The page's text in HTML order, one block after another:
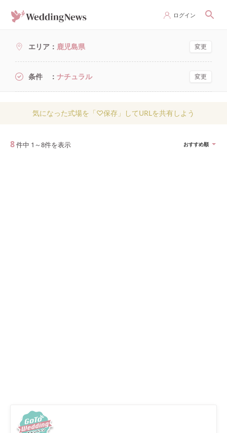
ログイン
エリア 鹿児島県 変更
条件 ナチュラル 変更
気になった式場を「♡保存」してURLを共有しよう
8件中 1 ～8件を表示 おすすめ順